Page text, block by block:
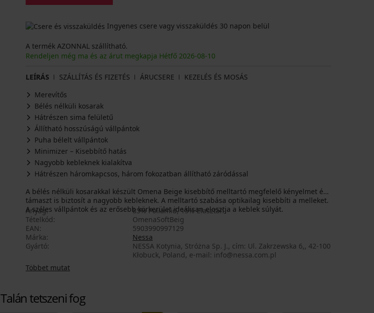
Ingyenes csere vagy visszaküldés 30 napon belül
A termék AZONNAL szállítható.
Rendeljen még ma és az árut megkapja Hétfő 2026-08-10
LEÍRÁS SZÁLLÍTÁS ÉS FIZETÉS ÁRUCSERE
KEZELÉS ÉS MOSÁS
Merevítős
Bélés nélküli kosarak
Hátrészen sima felületű
Állítható hosszúságú vállpántok
Puha bélelt vállpántok
Minimizer – Kisebbítő hatás
Nagyobb kebleknek kialakítva
Hátrészen háromkapcsos, három fokozatban állítható záródással
A bélés nélküli kosarakkal készült Omena Beige kisebbítő melltartó megfelelő kényelmet és
támaszt is biztosít a nagyobb kebleknek. A melltartó szabása optikailag kisebbíti a melleket.
A széles vállpántok és az erősebb körkerület ideálisan elosztja a keblek súlyát.
Anyag
85% Poliamid, 15% Elasztán
Tételkód
OmenaSoftBeig
EAN
5903990997129
Márka
Nessa
Gyártó
NESSA Kotynia, Stróżna Sp. J., cím: Ul. Zakrzewska 6,, 42-100
Kłobuck, Poland, e-mail: info@nessa.com.pl
Többet mutat
Talán tetszeni fog